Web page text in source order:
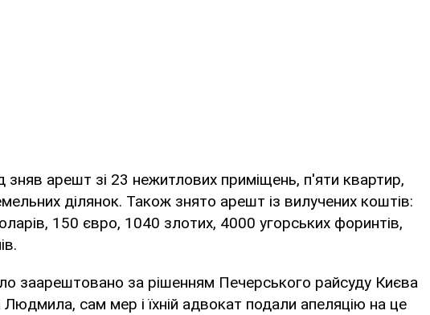
арешт зі 23 нежитлових приміщень, п'яти квартир,
ділянок. Також знято арешт із вилучених коштів:
150 євро, 1040 злотих, 4000 угорських форинтів,
заарештовано за рішенням Печерського райсуду Києва
сам мер і їхній адвокат подали апеляцію на це